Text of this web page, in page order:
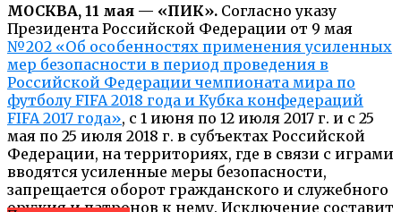
МОСКВА, 11 мая — «ПИК». Согласно указу
Президента Российской Федерации от 9 мая
№202 «Об особенностях применения усиленных
мер безопасности в период проведения в
Российской Федерации чемпионата мира по
футболу FIFA 2018 года и Кубка конфедераций
FIFA 2017 года», с 1 июня по 12 июля 2017 г. и с 25
мая по 25 июля 2018 г. в субъектах Российской
Федерации, на территориях, где в связи с играми
вводятся усиленные меры безопасности,
запрещается оборот гражданского и служебного
оружия и патронов к нему. Исключение составит